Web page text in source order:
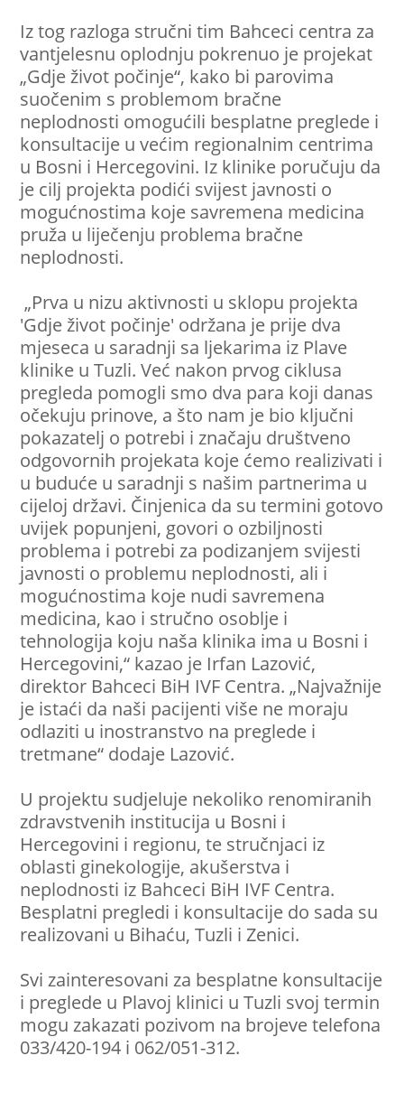
Iz tog razloga stručni tim Bahceci centra za
vantjelesnu oplodnju pokrenuo je projekat
„Gdje život počinje“, kako bi parovima
suočenim s problemom bračne
neplodnosti omogućili besplatne preglede i
konsultacije u većim regionalnim centrima
u Bosni i Hercegovini. Iz klinike poručuju da
je cilj projekta podići svijest javnosti o
mogućnostima koje savremena medicina
pruža u liječenju problema bračne
neplodnosti.
„Prva u nizu aktivnosti u sklopu projekta
'Gdje život počinje' održana je prije dva
mjeseca u saradnji sa ljekarima iz Plave
klinike u Tuzli. Već nakon prvog ciklusa
pregleda pomogli smo dva para koji danas
očekuju prinove, a što nam je bio ključni
pokazatelj o potrebi i značaju društveno
odgovornih projekata koje ćemo realizivati i
u buduće u saradnji s našim partnerima u
cijeloj državi. Činjenica da su termini gotovo
uvijek popunjeni, govori o ozbiljnosti
problema i potrebi za podizanjem svijesti
javnosti o problemu neplodnosti, ali i
mogućnostima koje nudi savremena
medicina, kao i stručno osoblje i
tehnologija koju naša klinika ima u Bosni i
Hercegovini,“ kazao je Irfan Lazović,
direktor Bahceci BiH IVF Centra. „Najvažnije
je istaći da naši pacijenti više ne moraju
odlaziti u inostranstvo na preglede i
tretmane“ dodaje Lazović.
U projektu sudjeluje nekoliko renomiranih
zdravstvenih institucija u Bosni i
Hercegovini i regionu, te stručnjaci iz
oblasti ginekologije, akušerstva i
neplodnosti iz Bahceci BiH IVF Centra.
Besplatni pregledi i konsultacije do sada su
realizovani u Bihaću, Tuzli i Zenici.
Svi zainteresovani za besplatne konsultacije
i preglede u Plavoj klinici u Tuzli svoj termin
mogu zakazati pozivom na brojeve telefona
033/420-194 i 062/051-312.